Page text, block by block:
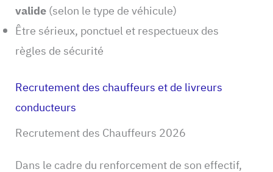
valide(selon le type de véhicule)
Être sérieux, ponctuel et respectueux des
règles de sécurité
Recrutement des chauffeurs et de livreurs
conducteurs
Recrutement des Chauffeurs 2026
Dans le cadre du renforcement de son effectif,